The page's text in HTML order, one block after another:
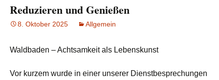
Reduzieren und Genießen
8. Oktober 2025
Allgemein
Rechberghausen
Rechberghausen,
Waldbaden – Achtsamkeit als Lebenskunst
Vor kurzem wurde in einer unserer Dienstbesprechungen